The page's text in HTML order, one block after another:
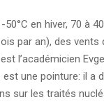
50°C en hiver, 70 à
par an), des
l’académicien
une pointure: il a
sur les traités